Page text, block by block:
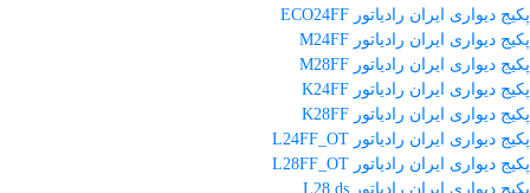
پکیج دیواری ایران رادیاتور ECO24FF
پکیج دیواری ایران رادیاتور M24FF
پکیج دیواری ایران رادیاتور M28FF
پکیج دیواری ایران رادیاتور K24FF
پکیج دیواری ایران رادیاتور K28FF
پکیج دیواری ایران رادیاتور L24FF_OT
پکیج دیواری ایران رادیاتور L28FF_OT
پکیج دیواری ایران رادیاتور L28 ds